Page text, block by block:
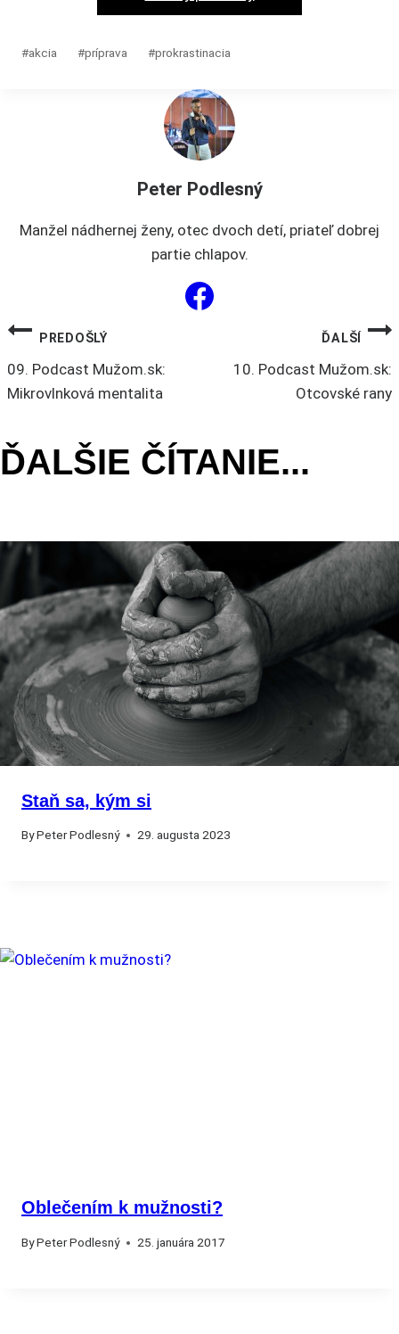
variantov.
si
vybrať
na
produktu.
#akcia #príprava #prokrastinacia
Peter Podlesný
Manžel nádhernej ženy, otec dvoch detí, priateľ dobrej
partie chlapov.
NAVIGÁCIA
V
ČLÁNKU
PREDOŠLÝ
09. Podcast Mužom.sk:
Mikrovlnková mentalita
ĎALŠÍ
10. Podcast Mužom.sk:
Otcovské rany
ĎALŠIE ČÍTANIE...
Staň sa, kým si
ByPeter Podlesný 29. augusta 2023
Oblečením k mužnosti?
ByPeter Podlesný 25. januára 2017